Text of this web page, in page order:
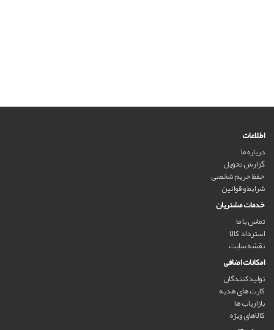
اطلاعات
درباره ما
گزارش تحویل
حفظ حریم شخصی
شرایط و قوانین
خدمات مشتریان
تماس با ما
استرداد کالا
نقشه سایت
امکانات اضافی
تولیدکنندگان
کارت های هدیه
بازاریاب ها
کالاهای ویژه